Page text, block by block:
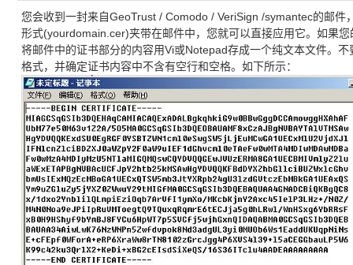
您会收到一封来自GeoTrust / Comodo / VeriSign /symantec的邮件
形式(yourdomain.cer)夹带在邮件中，您就可以直接应用它。如果
将邮件中的证书部分的内容用Vi或Notepad存成一个纯文本文件。
格式，并确定证书内容中不含有空行和空格。如下所示：